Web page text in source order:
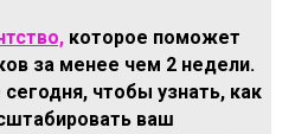
которое поможет
за менее чем 2 недели.
чтобы узнать, как
ваш